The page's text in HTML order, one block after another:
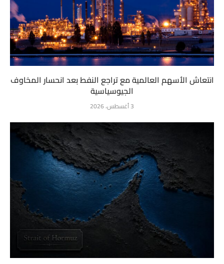
انتعاش الأسهم العالمية مع تراجع النفط بعد انحسار المخاوف
الجيوسياسية
3 أغسطس، 2026